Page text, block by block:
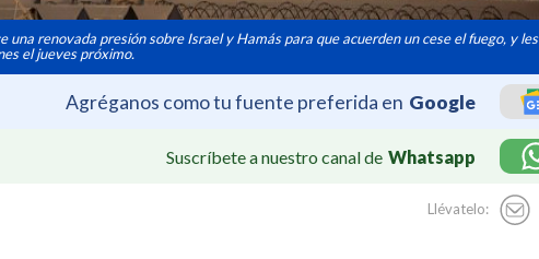
una renovada presión sobre Israel y Hamás para que acuerden un cese el fuego, y les
el jueves próximo.
Agréganos como tu fuente preferida en Google
Suscríbete a nuestro canal de Whatsapp
Llévatelo: